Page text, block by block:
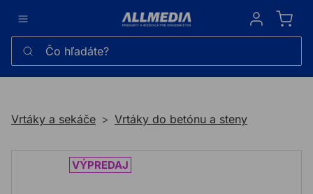
Sign in
Čo hľadáte?
Vrtáky a sekáče Vrtáky do betónu a steny